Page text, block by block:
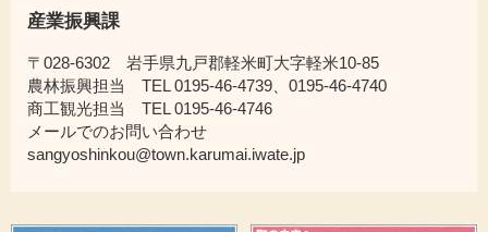
産業振興課
〒028-6302 岩手県九戸郡軽米町大字軽米10-85
農林振興担当 TEL 0195-46-4739、0195-46-4740
商工観光担当 TEL 0195-46-4746
メールでのお問い合わせ
sangyoshinkou@town.karumai.iwate.jp